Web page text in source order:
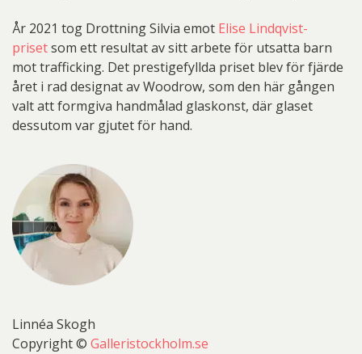
År 2021 tog Drottning Silvia emot Elise Lindqvist-
prisetsom ett resultat av sitt arbete för utsatta barn
mot trafficking. Det prestigefyllda priset blev för fjärde
året i rad designat av Woodrow, som den här gången
valt att formgiva handmålad glaskonst, där glaset
dessutom var gjutet för hand.
Linnéa Skogh
Copyright © Galleristockholm.se